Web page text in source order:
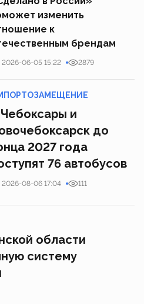
изменить
к
брендам
2026-06-05 15:22 2879
и
до
2027 года
76 автобусов
2026-08-06 17:04 111
области
систему